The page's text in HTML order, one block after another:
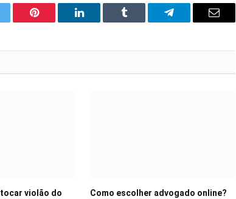
Pinterest LinkedIn Tumblr Telegram Email
violão do
Como escolher advogado online?